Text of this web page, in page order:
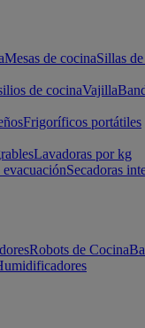
Mesas de cocinaSillas
de cocinaVajilla
Frigoríficos portátiles
Lavadoras por kg
evacuaciónSecadoras
Robots de Cocina